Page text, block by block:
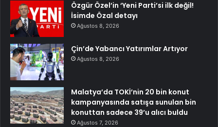
Özgür Özel’in ‘Yeni Parti’si ilk değil!
İsimde Özal detayı
Ağustos 8, 2026
Çin’de Yabancı Yatırımlar Artıyor
Ağustos 8, 2026
Malatya’da TOKİ’nin 20 bin konut
kampanyasında satışa sunulan bin
konuttan sadece 39’u alıcı buldu
Ağustos 7, 2026